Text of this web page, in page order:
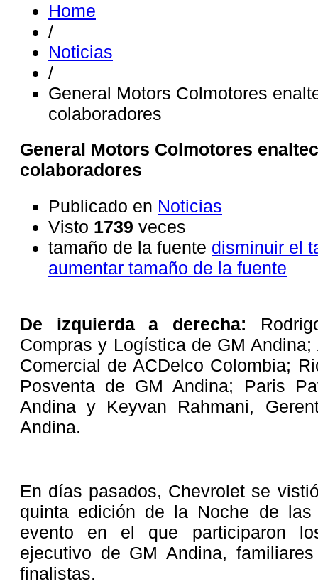
Home
/
Noticias
/
General Motors Colmotores
colaboradores
General Motors Colmotores
colaboradores
Publicado en Noticias
Visto 1739 veces
tamaño de la fuente disminuir el
aumentar tamaño de la fuente
De izquierda a derecha:
Compras y Logística de GM
Comercial de ACDelco Colombia;
Posventa de GM Andina; Paris
Andina y Keyvan Rahmani,
Andina.
En días pasados, Chevrolet se
quinta edición de la Noche de
evento en el que participaron
ejecutivo de GM Andina,
finalistas.